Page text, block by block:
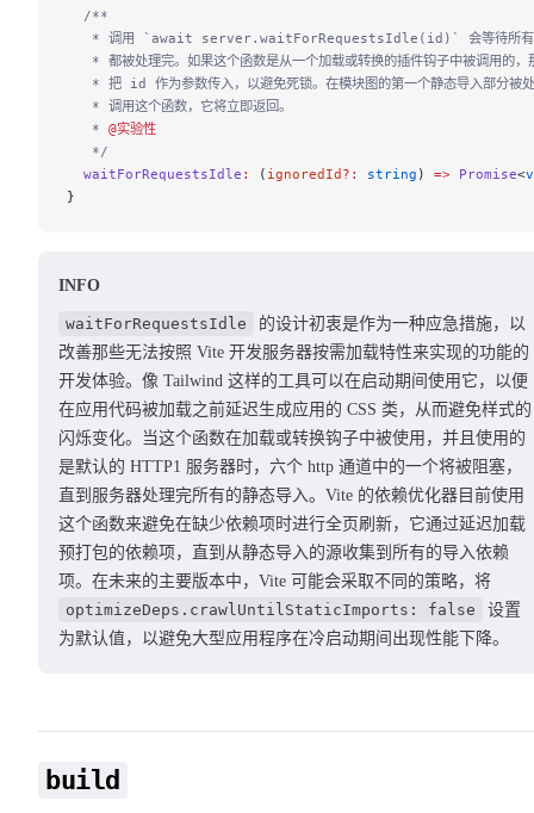
  /**
* 调用 `await server.waitForRequestsIdle(id)` 会等待所有
* 都被处理完。如果这个函数是从一个加载或转换的插件钩子中被调用的，
* 把 id 作为参数传入，以避免死锁。在模块图的第一个静态导入部分被
   * 调用这个函数，它将立即返回。
   *
@实验性
   */
  waitForRequestsIdle
: ( ignoredId ?: string ) => Promise<
}
INFO
waitForRequestsIdle
的设计初衷是作为一种应急措施，以
改善那些无法按照 Vite 开发服务器按需加载特性来实现的功能的
开发体验。像 Tailwind 这样的工具可以在启动期间使用它，以便
在应用代码被加载之前延迟生成应用的 CSS 类，从而避免样式的
闪烁变化。当这个函数在加载或转换钩子中被使用，并且使用的
是默认的 HTTP1 服务器时，六个 http 通道中的一个将被阻塞，
直到服务器处理完所有的静态导入。Vite 的依赖优化器目前使用
这个函数来避免在缺少依赖项时进行全页刷新，它通过延迟加载
预打包的依赖项，直到从静态导入的源收集到所有的导入依赖
项。在未来的主要版本中，Vite 可能会采取不同的策略，将
optimizeDeps.crawlUntilStaticImports: false
设置
为默认值，以避免大型应用程序在冷启动期间出现性能下降。
build